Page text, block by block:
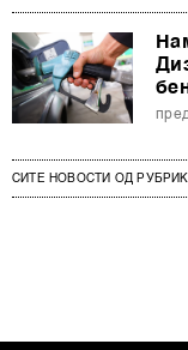
СИТЕ НОВОСТИ ОД